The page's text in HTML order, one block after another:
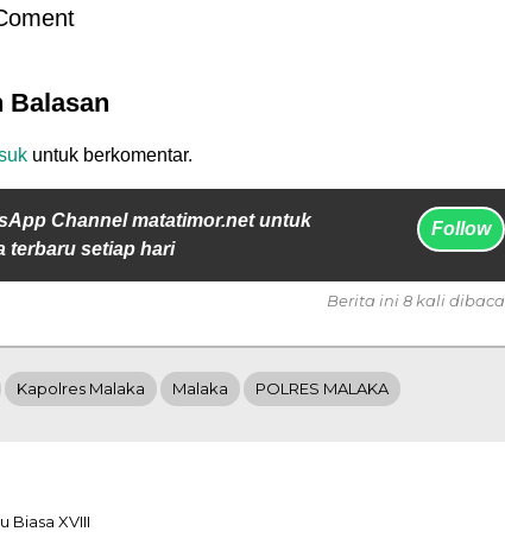
Balasan
untuk berkomentar.
Channel matatimor.net untuk
terbaru setiap hari
Follow
Berita ini 8 kali dibaca
Kapolres Malaka Malaka POLRES MALAKA